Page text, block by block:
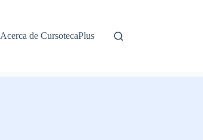
Acerca de CursotecaPlus